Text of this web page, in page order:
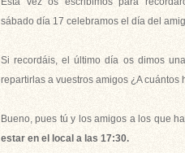
sábado día 17 celebramos el día del
Si recordáis, el último día os dimos
repartirlas a vuestros amigos ¿A cuántos
Bueno, pues tú y los amigos a los que
estar en el local a las 17:30.